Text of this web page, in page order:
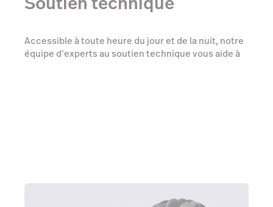
Accessible à toute heure du jour et de la nuit, notre
équipe d’experts au soutien technique vous aide à